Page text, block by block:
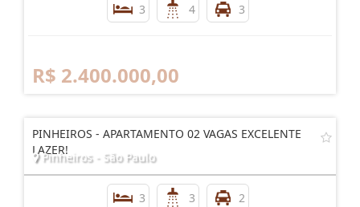
3 4 3
R$ 2.400.000,00
PINHEIROS - APARTAMENTO 02 VAGAS EXCELENTE
LAZER!
Pinheiros - São Paulo
3 3 2